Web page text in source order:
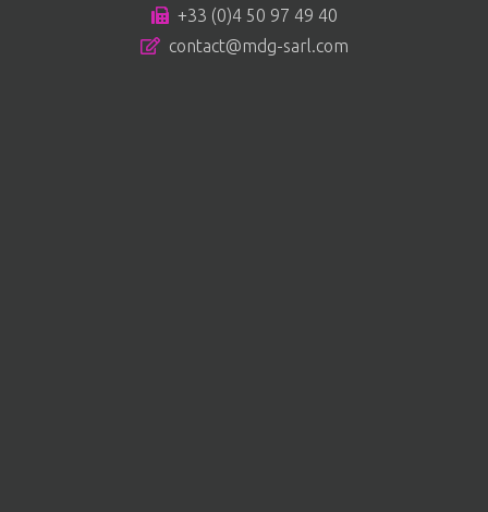
+33 (0)4 50 97 49 40
contact@mdg-sarl.com